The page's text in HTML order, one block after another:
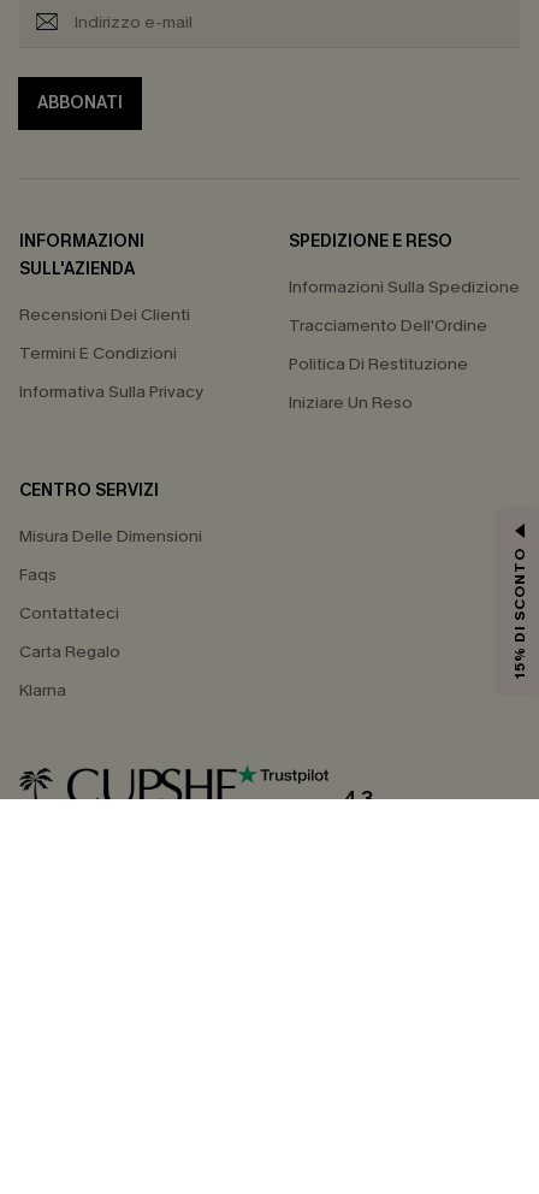
ABBONATI
INFORMAZIONI
SULL'AZIENDA
Recensioni Dei Clienti
Termini E Condizioni
Informativa Sulla Privacy
SPEDIZIONE E RESO
Informazioni Sulla Spedizione
Tracciamento Dell'Ordine
Politica Di Restituzione
Iniziare Un Reso
CENTRO SERVIZI
Misura Delle Dimensioni
Faqs
Contattateci
Carta Regalo
Klarna
4.3
15% DI SCONTO